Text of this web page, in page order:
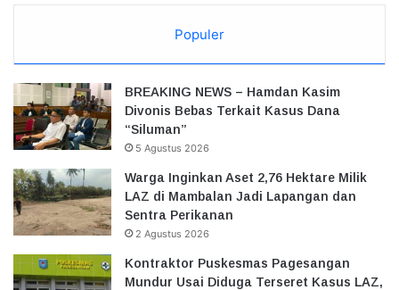
Populer
BREAKING NEWS – Hamdan Kasim
Divonis Bebas Terkait Kasus Dana
“Siluman”
5 Agustus 2026
Warga Inginkan Aset 2,76 Hektare Milik
LAZ di Mambalan Jadi Lapangan dan
Sentra Perikanan
2 Agustus 2026
Kontraktor Puskesmas Pagesangan
Mundur Usai Diduga Terseret Kasus LAZ,